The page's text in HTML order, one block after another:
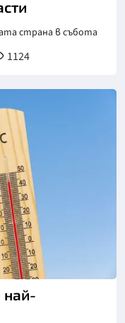
страна в събота
1124
най-